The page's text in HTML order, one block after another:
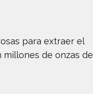
para extraer el
de onzas de